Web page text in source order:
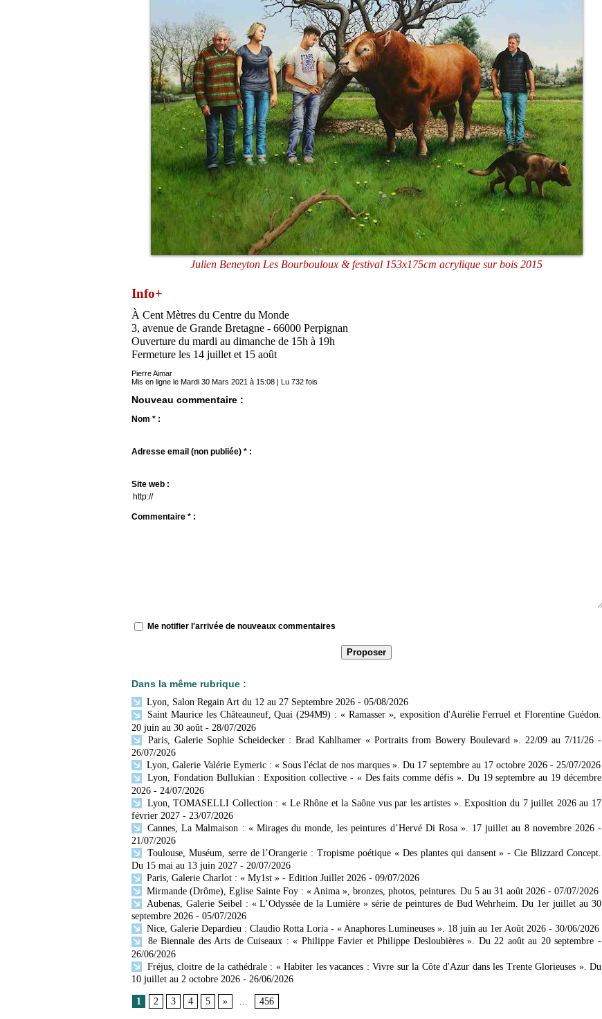
Julien Beneyton Les Bourbouloux & festival 153x175cm acrylique sur bois 2015
Info+
À Cent Mètres du Centre du Monde
3, avenue de Grande Bretagne - 66000 Perpignan
Ouverture du mardi au dimanche de 15h à 19h
Fermeture les 14 juillet et 15 août
Pierre Aimar
Mis en ligne le Mardi 30 Mars 2021 à 15:08 | Lu 732 fois
Nouveau commentaire :
Nom * :
Adresse email (non publiée) * :
Site web :
Commentaire * :
Me notifier l'arrivée de nouveaux commentaires
Dans la même rubrique :
Lyon, Salon Regain Art du 12 au 27 Septembre 2026 - 05/08/2026
Saint Maurice les Châteauneuf, Quai (294M9) : « Ramasser », exposition d'Aurélie Ferruel et Florentine Guédon.
20 juin au 30 août - 28/07/2026
Paris, Galerie Sophie Scheidecker : Brad Kahlhamer « Portraits from Bowery Boulevard ». 22/09 au 7/11/26 -
26/07/2026
Lyon, Galerie Valérie Eymeric : « Sous l'éclat de nos marques ». Du 17 septembre au 17 octobre 2026 - 25/07/2026
Lyon, Fondation Bullukian : Exposition collective - « Des faits comme défis ». Du 19 septembre au 19 décembre
2026 - 24/07/2026
Lyon, TOMASELLI Collection : « Le Rhône et la Saône vus par les artistes ». Exposition du 7 juillet 2026 au 17
février 2027 - 23/07/2026
Cannes, La Malmaison : « Mirages du monde, les peintures d’Hervé Di Rosa ». 17 juillet au 8 novembre 2026 -
21/07/2026
Toulouse, Muséum, serre de l’Orangerie : Tropisme poétique « Des plantes qui dansent » - Cie Blizzard Concept.
Du 15 mai au 13 juin 2027 - 20/07/2026
Paris, Galerie Charlot : « My1st » - Edition Juillet 2026 - 09/07/2026
Mirmande (Drôme), Eglise Sainte Foy : « Anima », bronzes, photos, peintures. Du 5 au 31 août 2026 - 07/07/2026
Aubenas, Galerie Seibel : « L’Odyssée de la Lumière » série de peintures de Bud Wehrheim. Du 1er juillet au 30
septembre 2026 - 05/07/2026
Nice, Galerie Depardieu : Claudio Rotta Loria - « Anaphores Lumineuses ». 18 juin au 1er Août 2026 - 30/06/2026
8e Biennale des Arts de Cuiseaux : « Philippe Favier et Philippe Desloubières ». Du 22 août au 20 septembre -
26/06/2026
Fréjus, cloitre de la cathédrale : « Habiter les vacances : Vivre sur la Côte d'Azur dans les Trente Glorieuses ». Du
10 juillet au 2 octobre 2026 - 26/06/2026
1 2 3 4 5 » ... 456